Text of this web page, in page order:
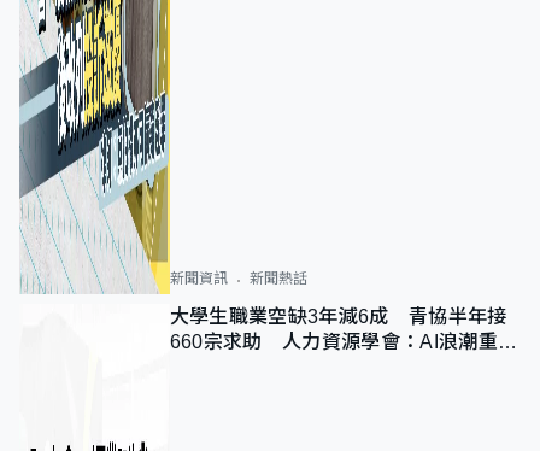
新聞資訊 新聞熱話
大學生職業空缺3年減6成 青協半年接
660宗求助 人力資源學會：AI浪潮重整